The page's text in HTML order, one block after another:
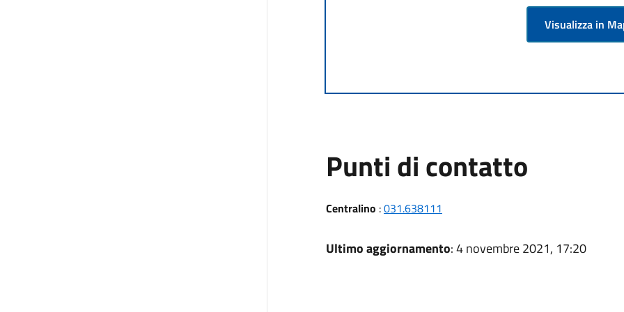
Visualizza in
Punti di contatto
Centralino :031.638111
Ultimo aggiornamento: 4 novembre 2021, 17:20